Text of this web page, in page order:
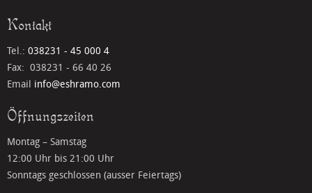
Kontakt
Tel.: 038231 - 45 000 4
Fax: 038231 - 66 40 26
Email info@eshramo.com
Öffnungszeiten
Montag – Samstag
12:00 Uhr bis 21:00 Uhr
Sonntags geschlossen (ausser Feiertags)